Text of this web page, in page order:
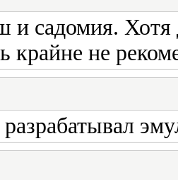
и садомия. Хотя
крайне не